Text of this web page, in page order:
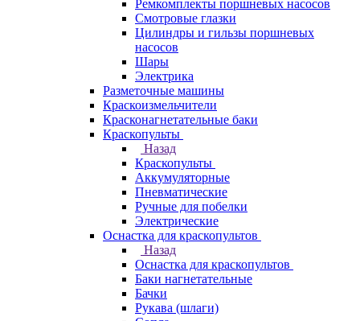
Ремкомплекты поршневых насосов
Смотровые глазки
Цилиндры и гильзы поршневых
насосов
Шары
Электрика
Разметочные машины
Краскоизмельчители
Красконагнетательные баки
Краскопульты
Назад
Краскопульты
Аккумуляторные
Пневматические
Ручные для побелки
Электрические
Оснастка для краскопультов
Назад
Оснастка для краскопультов
Баки нагнетательные
Бачки
Рукава (шлаги)